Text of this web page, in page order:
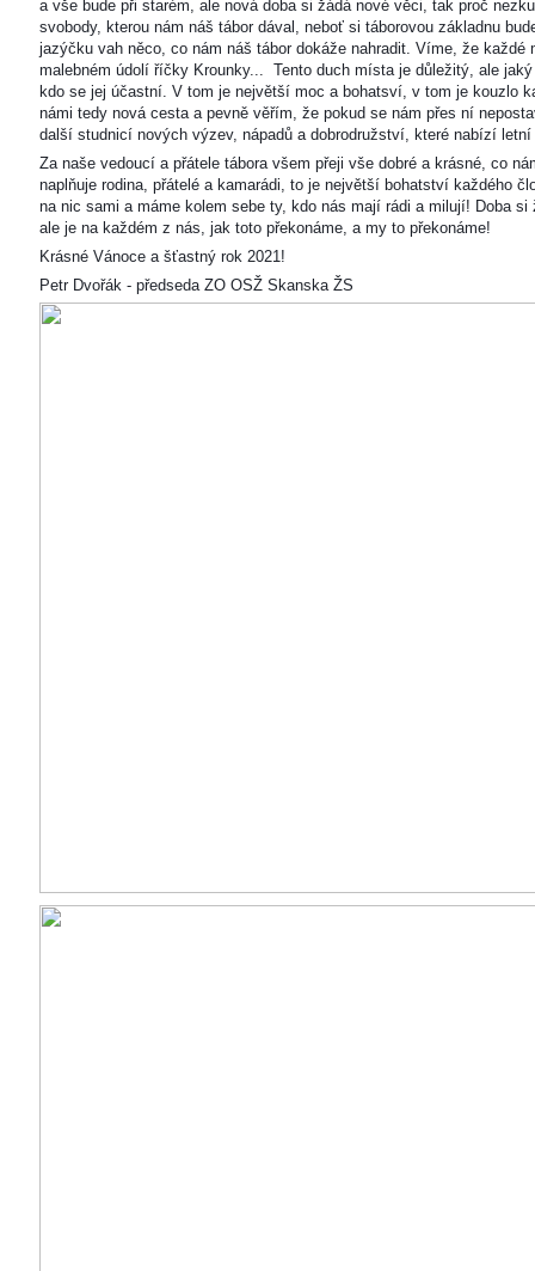
a vše bude při starém, ale nová doba si žádá nové věci, tak proč
svobody, kterou nám náš tábor dával, neboť si táborovou základnu
jazýčku vah něco, co nám náš tábor dokáže nahradit. Víme, že
malebném údolí říčky Krounky... Tento duch místa je důležitý, ale
kdo se jej účastní. V tom je největší moc a bohatsví, v tom je kouzlo
námi tedy nová cesta a pevně věřím, že pokud se nám přes ní
další studnicí nových výzev, nápadů a dobrodružství, které nabízí letní
Za naše vedoucí a přátele tábora všem přeji vše dobré a krásné, co
naplňuje rodina, přátelé a kamarádi, to je největší bohatství každého
na nic sami a máme kolem sebe ty, kdo nás mají rádi a milují! Doba
ale je na každém z nás, jak toto překonáme, a my to překonáme!
Krásné Vánoce a šťastný rok 2021!
Petr Dvořák - předseda ZO OSŽ Skanska ŽS